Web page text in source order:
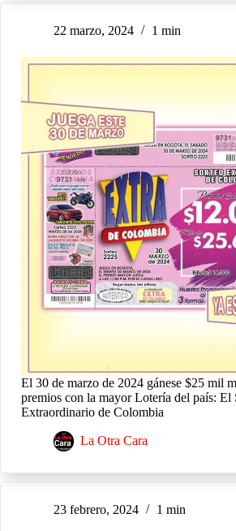
22 marzo, 2024 1 min
El 30 de marzo de 2024 gánese $25 mil
premios con la mayor Lotería del país: El
Extraordinario de Colombia
La Otra Cara
23 febrero, 2024 1 min